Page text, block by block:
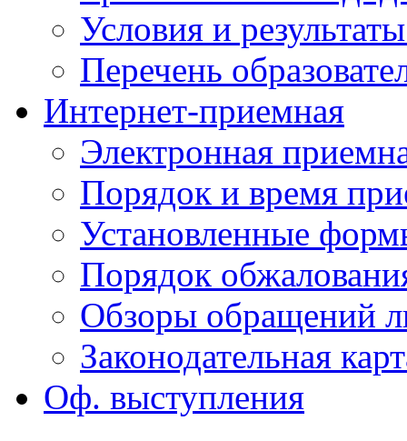
Условия и
Перечень
Интернет-приемная
Электронная
Порядок и время
Установленные
Порядок
Обзоры обращений
Законодательная
Оф. выступления